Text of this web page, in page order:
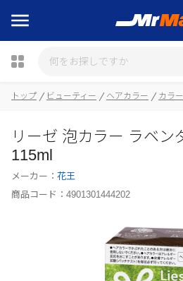
瓶詰
トップ ビューティー ヘアカラー カラー
リーゼ 泡カラー ラベン
115ml
メーカー： 花王
商品コード： 4901301444202